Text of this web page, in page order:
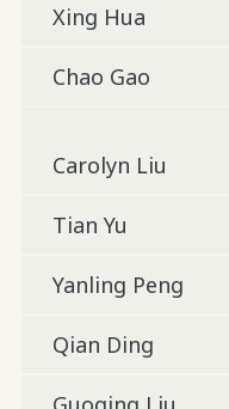
Xing Hua
Chao Gao
Carolyn Liu
Tian Yu
Yanling Peng
Qian Ding